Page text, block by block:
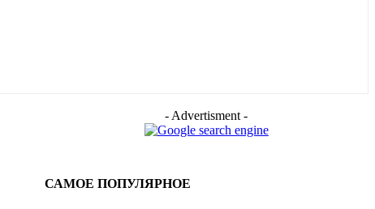
- Advertisment -
САМОЕ ПОПУЛЯРНОЕ